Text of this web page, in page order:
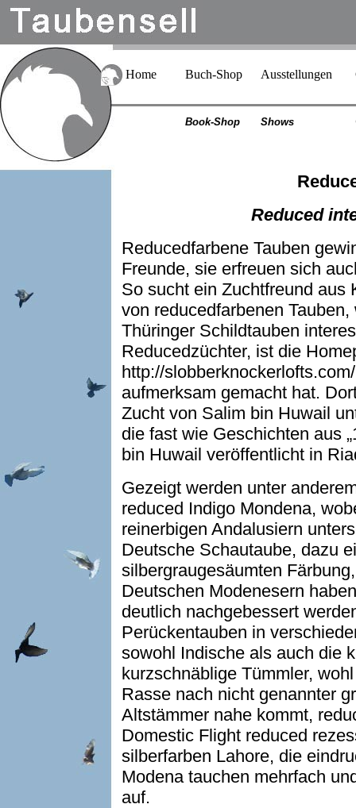
Home Buch-Shop Ausstellungen
Book-Shop Shows
Reduced
Reducedfarbene Tauben
Freunde, sie erfreuen sich
So sucht ein Zuchtfreund aus
von reducedfarbenen
Thüringer Schildtauben
Reducedzüchter, ist die
http://
aufmerksam gemacht hat.
Zucht von Salim bin Huwail
die fast wie Geschichten aus
bin Huwail veröffentlicht in
Gezeigt werden unter
reduced Indigo Mondena,
reinerbigen Andalusiern
Deutsche Schautaube, dazu
silbergraugesäumten
Deutschen Modenesern
deutlich nachgebessert
Perückentauben in
sowohl Indische als auch die
kurzschnäblige Tümmler,
Rasse nach nicht genannter
Altstämmer nahe kommt,
Domestic Flight reduced
silberfarben Lahore, die
Modena tauchen mehrfach
auf.